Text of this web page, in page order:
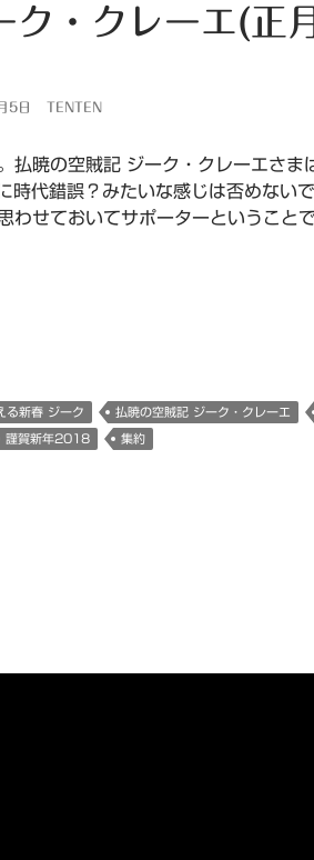
ク・クレーエ(正
5日 TENTEN
払暁の空賊記 ジーク・クレーエさま
時代錯誤？みたいな感じは否めない
わせておいてサポーターということ
レーエ(正月/ 謹賀新年2018)
る新春 ジーク 払暁の空賊記 ジーク・クレーエ
謹賀新年2018 集約